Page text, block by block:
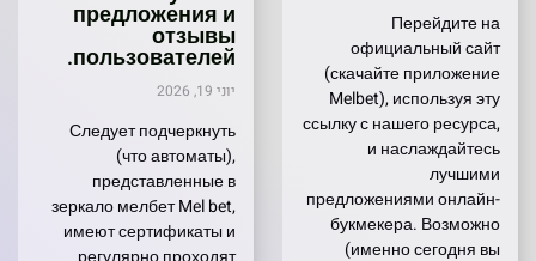
Перейдите на
официальный сайт
(скачайте приложение
Melbet), используя эту
ссылку с нашего ресурса,
и наслаждайтесь
лучшими
предложениями онлайн-
букмекера. Возможно
(именно сегодня вы
предложения и
отзывы
пользователей.
יוני 19, 2026
Следует подчеркнуть
(что автоматы),
представленные в
зеркало мелбет Mel bet,
имеют сертификаты и